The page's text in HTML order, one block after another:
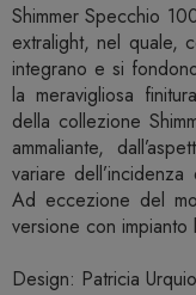
Shimmer Specchio
extralight, nel quale,
integrano e si
la meravigliosa
della collezione
ammaliante,
variare
Ad eccezione del
versione con impianto
Design: Patricia